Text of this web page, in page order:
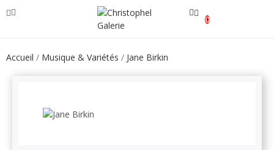
0
Accueil Musique & Variétés Jane Birkin